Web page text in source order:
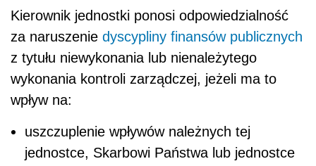
Kierownik jednostki ponosi odpowiedzialność
za naruszenie dyscypliny finansów publicznych
z tytułu niewykonania lub nienależytego
wykonania kontroli zarządczej, jeżeli ma to
wpływ na:
uszczuplenie wpływów należnych tej
jednostce, Skarbowi Państwa lub jednostce